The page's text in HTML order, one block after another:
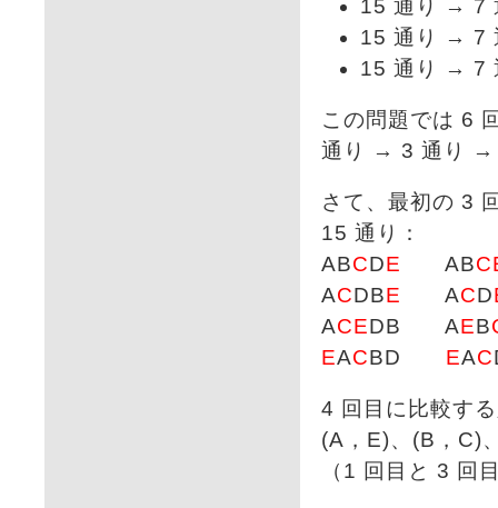
15 通り → 7
15 通り → 7
15 通り → 7
この問題では 6
通り → 3 通り →
さて、最初の 3
15 通り：
ABCDE ABC
ACDBE ACD
ACEDB AEB
EACBD EAC
4 回目に比較す
(A，E)、(B，C)
（1 回目と 3 回